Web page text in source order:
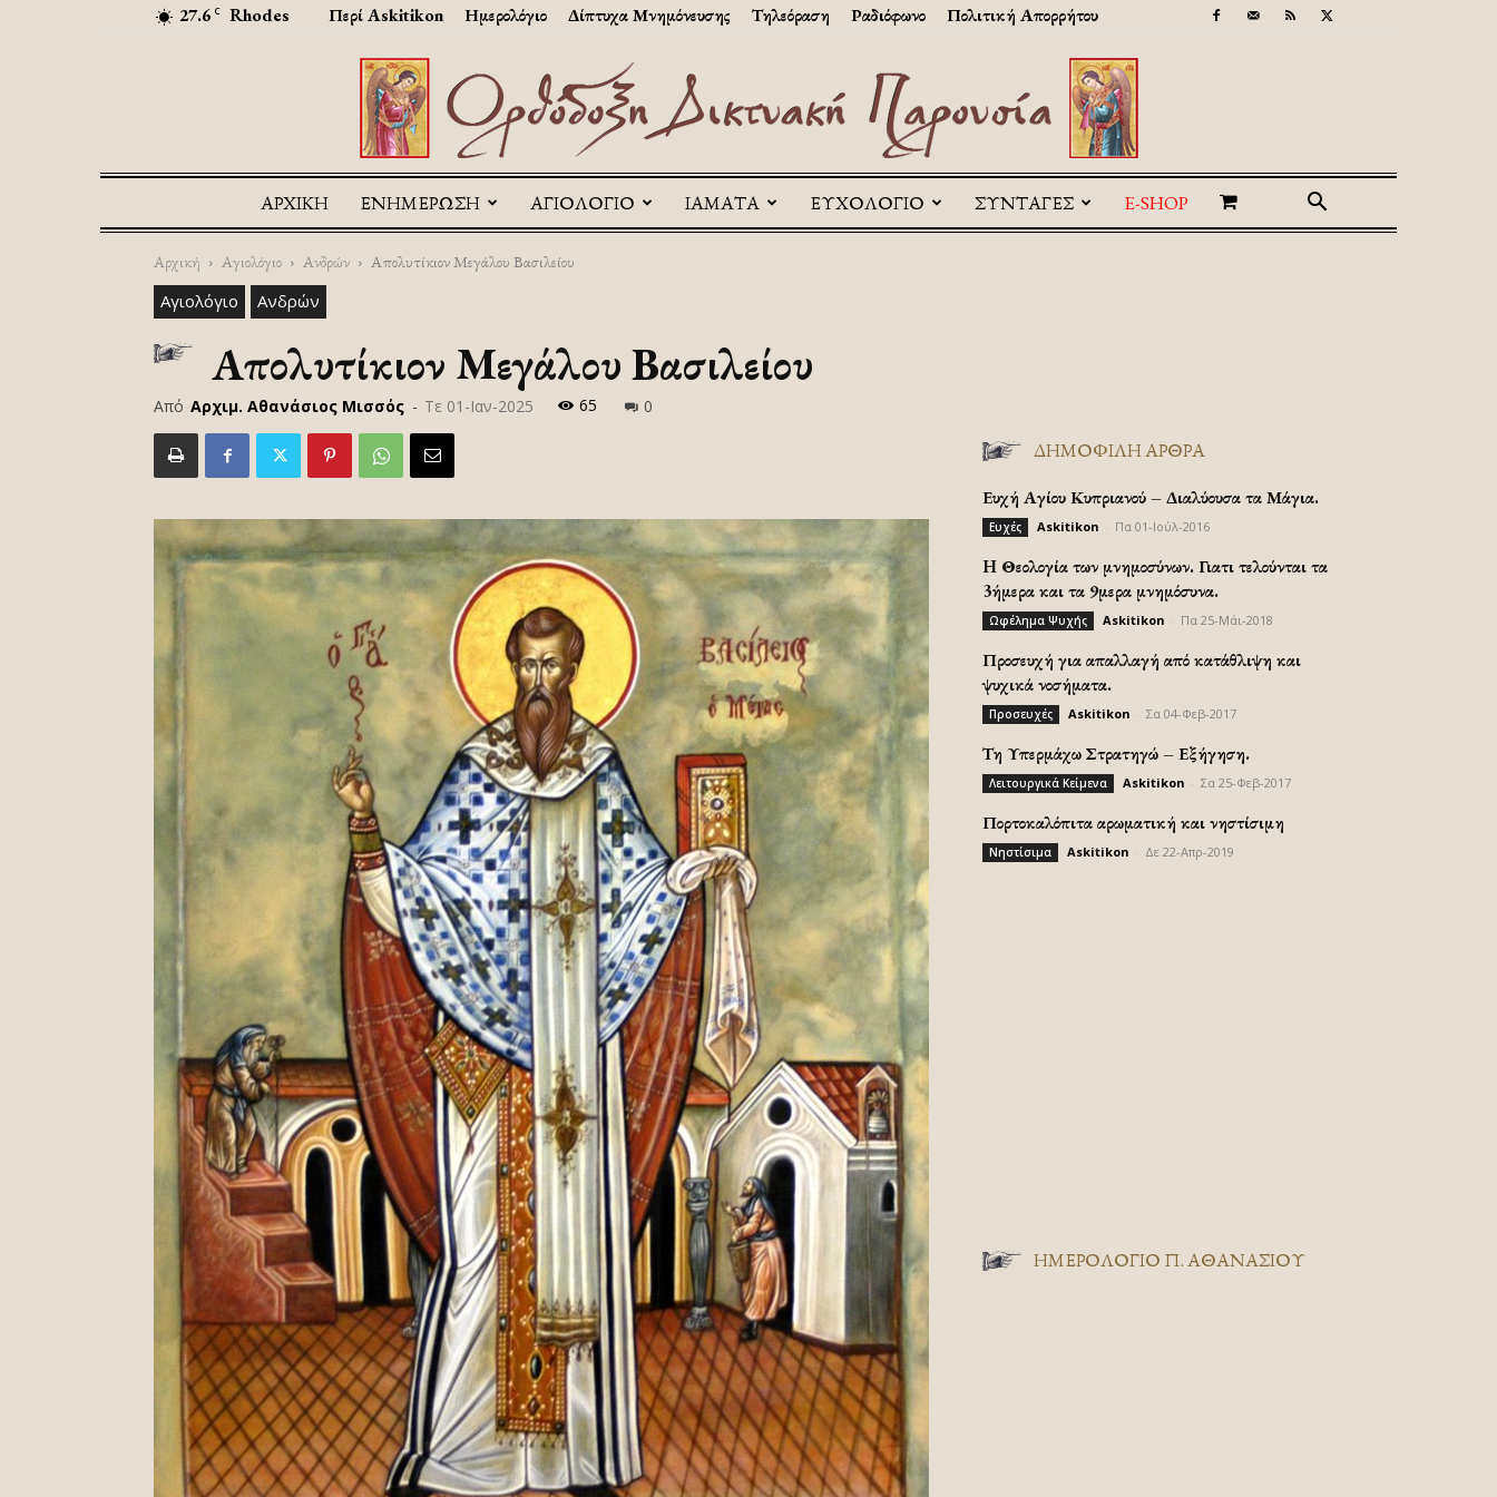
27.6 C Rhodes Περί Askitikon Ημερολόγιο Δίπτυχα Μνημόνευσης Τηλεόραση Ραδιόφωνο Πολιτική Απορρήτου
Askitikon
ΑΡΧΙΚΉ ΕΝΗΜΕΡΩΣΗ ΑΓΙΟΛΟΓΙΟ ΙΑΜΑΤΑ ΕΥΧΟΛΟΓΙΟ ΣΥΝΤΑΓΕΣ E-SHOP
Αρχική Αγιολόγιο Ανδρών Απολυτίκιον Μεγάλου Βασιλείου
Αγιολόγιο Ανδρών
Απολυτίκιον Μεγάλου Βασιλείου
Από Αρχιμ. Αθανάσιος Μισσός - Τε 01-Ιαν-2025 65 0
ΔΗΜΟΦΙΛΗ ΑΡΘΡΑ
Ευχή Αγίου Κυπριανού – Διαλύουσα τα Μάγια.
Ευχές Askitikon Πα 01-Ιούλ-2016
H Θεολογία των μνημοσύνων. Γιατι τελούνται τα
3ήμερα και τα 9μερα μνημόσυνα.
Ωφέλημα Ψυχής Askitikon Πα 25-Μάι-2018
Προσευχή για απαλλαγή από κατάθλιψη και
ψυχικά νοσήματα.
Προσευχές Askitikon Σα 04-Φεβ-2017
Τη Υπερμάχω Στρατηγώ – Εξήγηση.
Λειτουργικά Κείμενα Askitikon Σα 25-Φεβ-2017
Πορτοκαλόπιτα αρωματική και νηστίσιμη
Νηστίσιμα Askitikon Δε 22-Απρ-2019
ΗΜΕΡΟΛΟΓΙΟ Π. ΑΘΑΝΑΣΙΟΥ